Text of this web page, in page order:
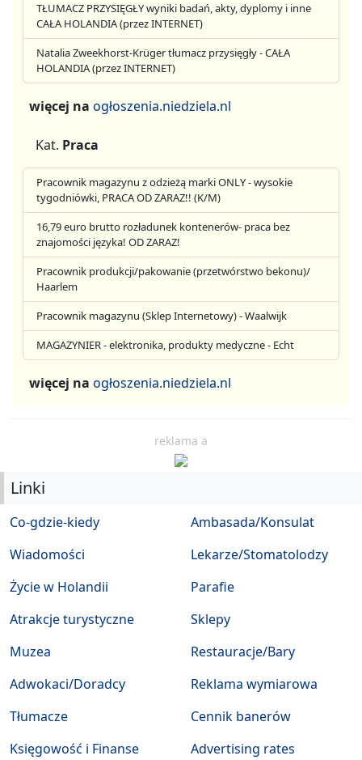
TŁUMACZ PRZYSIĘGŁY wyniki badań, akty, dyplomy i inne
CAŁA HOLANDIA (przez INTERNET)
Natalia Zweekhorst-Krüger tłumacz przysięgły - CAŁA
HOLANDIA (przez INTERNET)
więcej na ogłoszenia.niedziela.nl
Kat. Praca
Pracownik magazynu z odzieżą marki ONLY - wysokie
tygodniówki, PRACA OD ZARAZ!! (K/M)
16,79 euro brutto rozładunek kontenerów- praca bez
znajomości języka! OD ZARAZ!
Pracownik produkcji/pakowanie (przetwórstwo bekonu)/
Haarlem
Pracownik magazynu (Sklep Internetowy) - Waalwijk
MAGAZYNIER - elektronika, produkty medyczne - Echt
więcej na ogłoszenia.niedziela.nl
reklama a
Linki
Co-gdzie-kiedy
Wiadomości
Życie w Holandii
Atrakcje turystyczne
Muzea
Ambasada/Konsulat
Lekarze/Stomatolodzy
Parafie
Sklepy
Restauracje/Bary
Adwokaci/Doradcy
Tłumacze
Księgowość i Finanse
Reklama wymiarowa
Cennik banerów
Advertising rates